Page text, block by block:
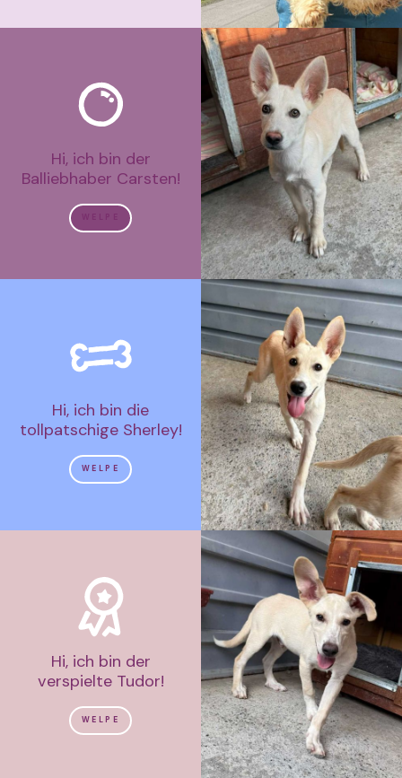
Hi, ich bin der
Balliebhaber Carsten!
Hi, ich bin die
tollpatschige Sherley!
WELPE
Hi, ich bin der
verspielte Tudor!
WELPE